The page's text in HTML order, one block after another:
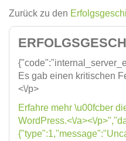
Zurück zu den
Es gab einen kritischen
<\/p>
Erfahre mehr \u00fcber
WordPress.<\/a><\/